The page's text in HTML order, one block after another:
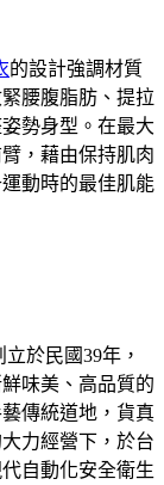
的設計強調材質
腰腹脂肪、提拉
勢身型。在最大
，藉由保持肌肉
動時的最佳肌能
於民國39年，
味美、高品質的
傳統道地，貨真
力經營下，於台
自動化安全衛生